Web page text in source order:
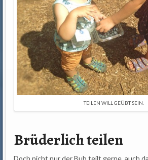
TEILEN WILL GEÜBT SEIN.
Brüderlich teilen
Doch nicht nur der Bub teilt gerne, auch